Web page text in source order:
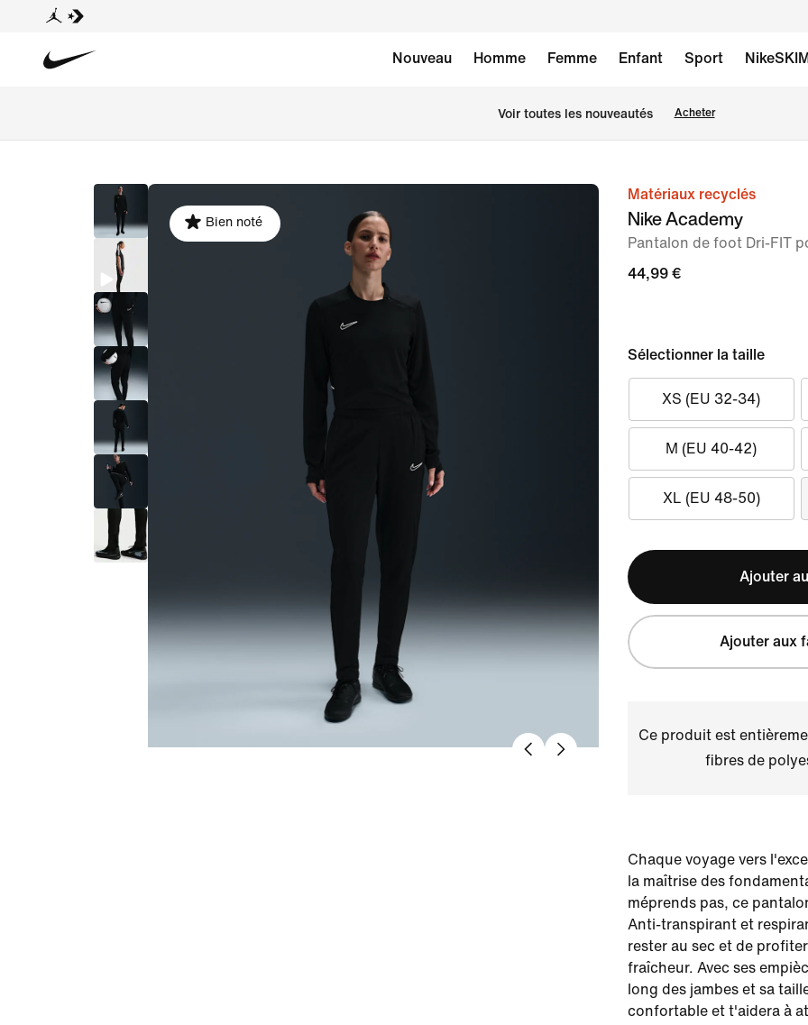
Nouveau Homme Femme Enfant Sport
Voir toutes les nouveautés Acheter
image 1
Bien noté
Matériaux recyclés
Nike Academy
Pantalon de foot Dri-FIT
44,99 €
Sélectionner la taille
XS (EU 32-34)
M (EU 40-42)
XL (EU 48-50)
Ajouter
Ajouter aux
Ce produit est
fibres de
Chaque voyage vers
la maîtrise des
méprends pas, ce
Anti-transpirant et
rester au sec et de
fraîcheur. Avec ses
long des jambes et sa
confortable et t'aidera à